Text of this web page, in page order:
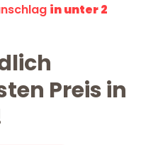
in unter 2
Preis in